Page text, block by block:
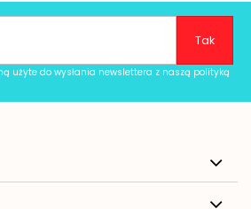
użyte do wysłania newslettera z naszą polityką